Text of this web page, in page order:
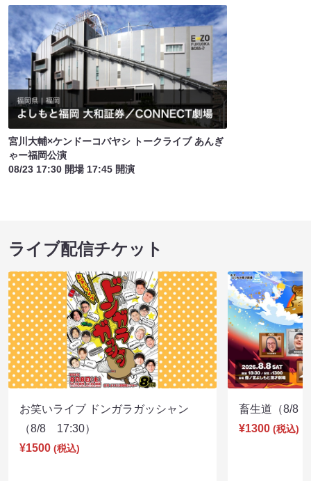
宮川大輔×ケンドーコバヤシ トークライブ あんぎ
ゃー福岡公演
08/23 17:30 開場 17:45 開演
ライブ配信チケット
お笑いライブ ドンガラガッシャン
（8/8 17:30）
¥1500 (税込)
畜生道（8/8
¥1300 (税込)